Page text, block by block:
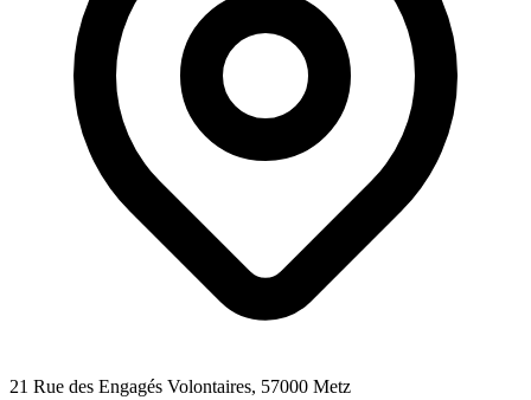
21 Rue des Engagés Volontaires, 57000 Metz